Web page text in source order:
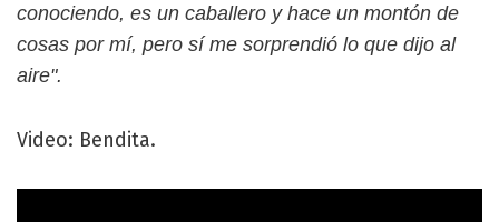
conociendo, es un caballero y hace un montón de
cosas por mí, pero sí me sorprendió lo que dijo al
aire".
Video: Bendita.